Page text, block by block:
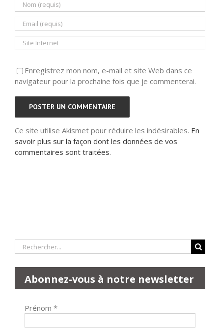
Enregistrez mon nom, e-mail et site Web dans ce
navigateur pour la prochaine fois que je commenterai.
Ce site utilise Akismet pour réduire les indésirables. En
savoir plus sur la façon dont les données de vos
commentaires sont traitées.
Rechercher:
Abonnez-vous à notre newsletter
Prénom *